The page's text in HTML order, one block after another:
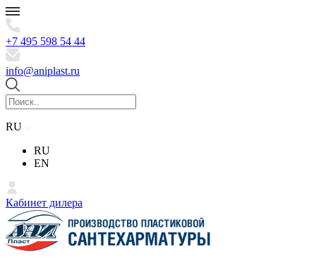
+7 495 598 54 44
info@aniplast.ru
RU
RU
EN
Кабинет дилера